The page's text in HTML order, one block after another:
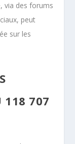
via des forums
peut
sur les
118 707